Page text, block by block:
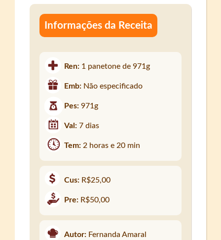
Informações da Receita
Ren: 1 panetone de 971g
Emb: Não especificado
Pes:971g
Val:7 dias
Tem:2 horas e 20 min
Cus: R$25,00
Pre: R$50,00
Autor: Fernanda Amaral